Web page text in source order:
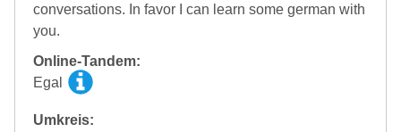
conversations. In favor I can learn some german with
you.
Online-Tandem:
Egal
Umkreis: